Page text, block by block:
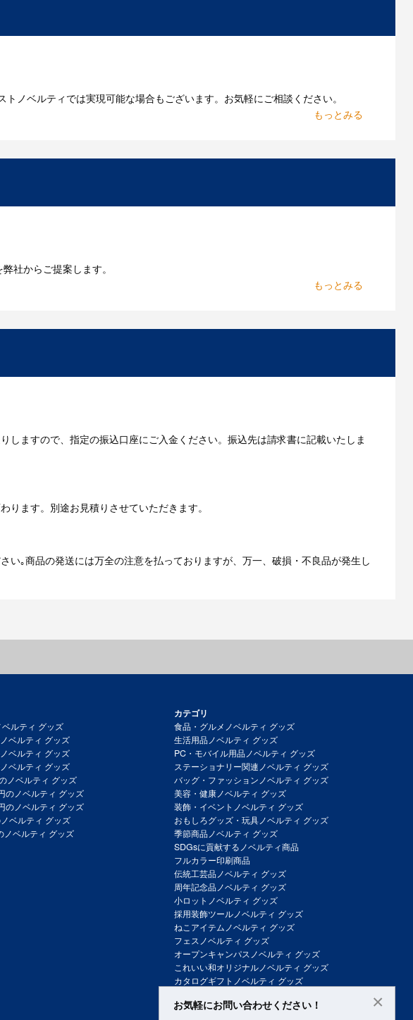
ノベルティでは実現可能な場合もございます。お気軽にご相談ください。
社からご提案します。
ますので、指定の振込口座にご入金ください。振込先は請求書に記載いたしま
ます。別途お見積りさせていただきます。
｡商品の発送には万全の注意を払っておりますが、万一、破損・不良品が発生し
ルティ グッズ
ベルティ グッズ
ベルティ グッズ
ベルティ グッズ
ノベルティ グッズ
のノベルティ グッズ
のノベルティ グッズ
ベルティ グッズ
ノベルティ グッズ
カテゴリ
食品・グルメノベルティ グッズ
生活用品ノベルティ グッズ
PC・モバイル用品ノベルティ グッズ
ステーショナリー関連ノベルティ グッズ
バッグ・ファッションノベルティ グッズ
美容・健康ノベルティ グッズ
装飾・イベントノベルティ グッズ
おもしろグッズ・玩具ノベルティ グッズ
季節商品ノベルティ グッズ
SDGsに貢献するノベルティ商品
フルカラー印刷商品
伝統工芸品ノベルティ グッズ
周年記念品ノベルティ グッズ
小ロットノベルティ グッズ
採用装飾ツールノベルティ グッズ
ねこアイテムノベルティ グッズ
フェスノベルティ グッズ
オープンキャンパスノベルティ グッズ
これいい和オリジナルノベルティ グッズ
カタログギフトノベルティ グッズ
お気軽にお問い合わせください！ ×